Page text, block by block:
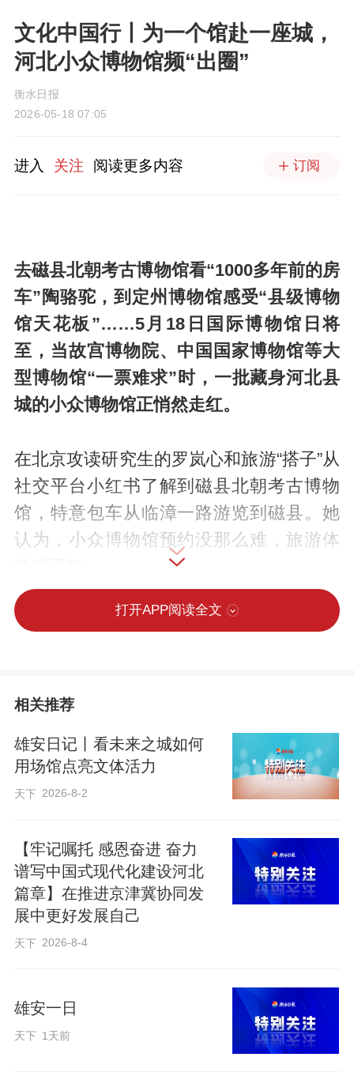
文化中国行丨为一个馆赴一座城，
河北小众博物馆频“出圈”
衡水日报
2026-05-18 07:05
进入 关注 阅读更多内容 订阅
去磁县北朝考古博物馆看“1000多年前的房
车”陶骆驼，到定州博物馆感受“县级博物
馆天花板”……5月18日国际博物馆日将
至，当故宫博物院、中国国家博物馆等大
型博物馆“一票难求”时，一批藏身河北县
城的小众博物馆正悄然走红。
在北京攻读研究生的罗岚心和旅游“搭子”从
社交平台小红书了解到磁县北朝考古博物
馆，特意包车从临漳一路游览到磁县。她
认为，小众博物馆预约没那么难，旅游体
在业内人士看来，小众博物馆“出圈”的秘诀
不可替代的地域文化名片。
“我们围绕北朝皇陵文化、民族融合主题与
丝路交流脉络，打造主题鲜明的北朝文化
勇介绍，该馆串联起磁县北朝墓群、响堂
山石窟、邺城遗址等资源，构成“北朝文化
旅游带”，游客“不再只停留两三个小时”，
而是会延伸至住宿、餐饮等消费场景。
2025年该馆接待游客突破25万人次，较
在定州博物馆，“县级博物馆天花板”的美誉
引来八方游客。“我们虽为县级建制，却拥
打开APP阅读全文
相关推荐
雄安日记丨看未来之城如何
用场馆点亮文体活力
天下 2026-8-2
【牢记嘱托 感恩奋进 奋力
谱写中国式现代化建设河北
篇章】在推进京津冀协同发
展中更好发展自己
天下 2026-8-4
雄安一日
天下 1天前